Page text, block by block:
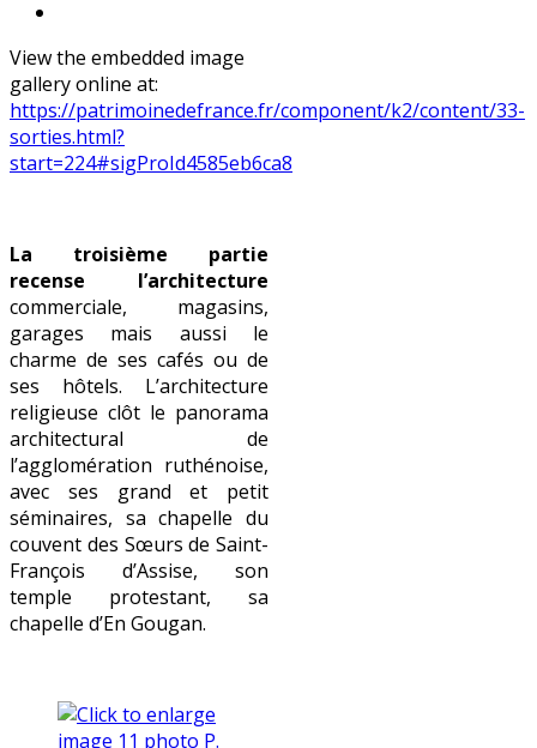
View the embedded image
gallery online at:
https://patrimoinedefrance.fr/component/k2/content/33-
sorties.html?
start=224#sigProId4585eb6ca8
La troisième partie
recense l’architecture
commerciale, magasins,
garages mais aussi le
charme de ses cafés ou de
ses hôtels. L’architecture
religieuse clôt le panorama
architectural de
l’agglomération ruthénoise,
avec ses grand et petit
séminaires, sa chapelle du
couvent des Sœurs de Saint-
François d’Assise, son
temple protestant, sa
chapelle d’En Gougan.